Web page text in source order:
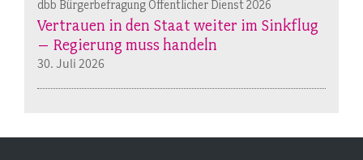
dbb Bürgerbefragung Öffentlicher Dienst 2026
Vertrauen in den Staat weiter im Sinkflug
– Regierung muss handeln
30. Juli 2026